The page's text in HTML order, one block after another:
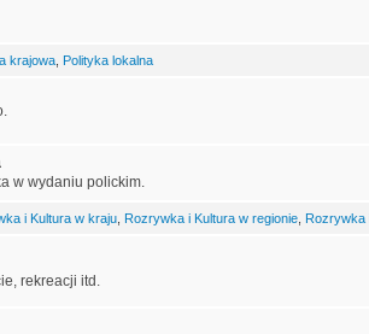
krajowa Polityka lokalna
w wydaniu polickim.
i Kultura w kraju Rozrywka i Kultura w regionie Rozrywka
rekreacji itd.